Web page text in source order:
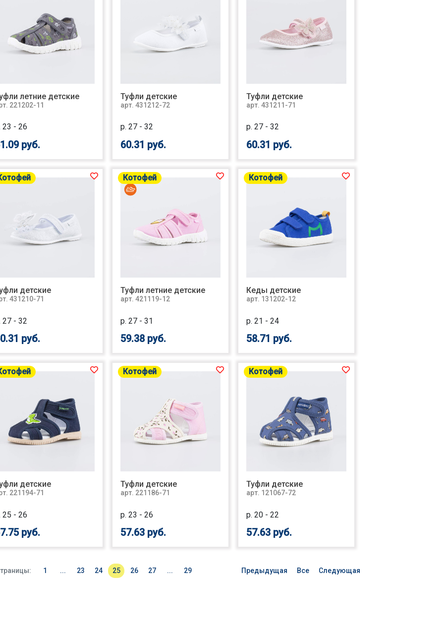
летние детские
221202-11
23 - 26
руб.
Туфли детские
арт. 431212-72
р. 27 - 32
60.31 руб.
Туфли детские
арт. 431211-71
р. 27 - 32
60.31 руб.
детские
431210-71
27 - 32
руб.
Котофей
Туфли летние детские
арт. 421119-12
р. 27 - 31
59.38 руб.
Котофей
Кеды детские
арт. 131202-12
р. 21 - 24
58.71 руб.
детские
221194-71
25 - 26
руб.
Котофей
Туфли детские
арт. 221186-71
р. 23 - 26
57.63 руб.
Котофей
Туфли детские
арт. 121067-72
р. 20 - 22
57.63 руб.
1 ... 23 24 25 26 27 ... 29 Предыдущая Все Следующая